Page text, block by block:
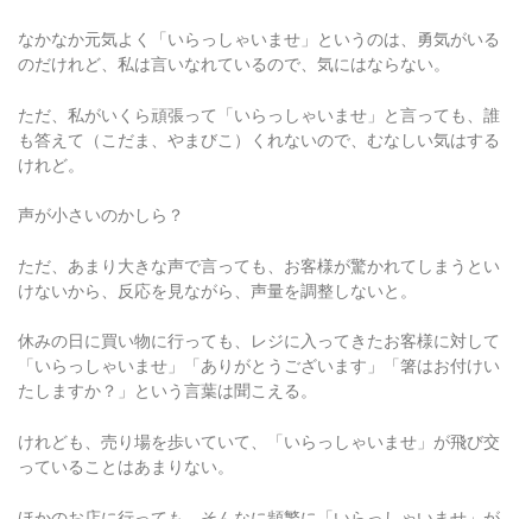
なかなか元気よく「いらっしゃいませ」というのは、勇気がいる
のだけれど、私は言いなれているので、気にはならない。
ただ、私がいくら頑張って「いらっしゃいませ」と言っても、誰
も答えて（こだま、やまびこ）くれないので、むなしい気はする
けれど。
声が小さいのかしら？
ただ、あまり大きな声で言っても、お客様が驚かれてしまうとい
けないから、反応を見ながら、声量を調整しないと。
休みの日に買い物に行っても、レジに入ってきたお客様に対して
「いらっしゃいませ」「ありがとうございます」「箸はお付けい
たしますか？」という言葉は聞こえる。
けれども、売り場を歩いていて、「いらっしゃいませ」が飛び交
っていることはあまりない。
ほかのお店に行っても、そんなに頻繁に「いらっしゃいませ」が